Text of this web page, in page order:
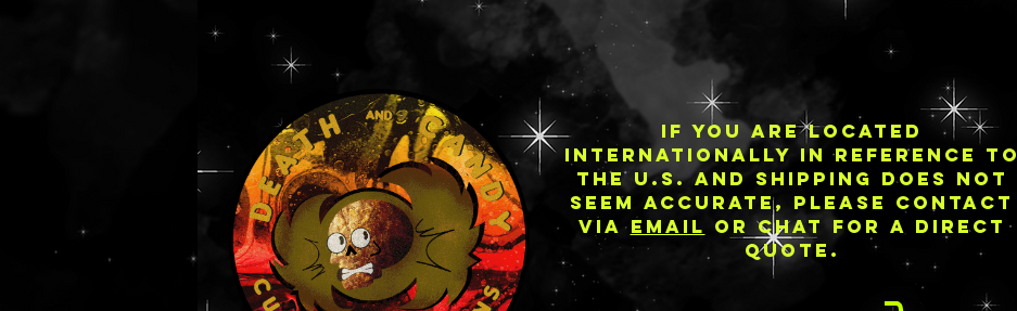
IF YOU ARE LOCATED
INTERNATIONALLY IN REFERENCE TO
THE U.S. AND SHIPPING DOES NOT
SEEM ACCURATE, PLEASE CONTACT
VIAEMAIL OR CHAT FOR A DIRECT
QUOTE.